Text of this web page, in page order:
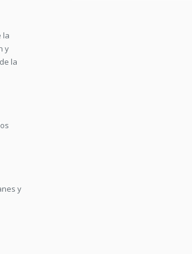
la
y
la
y